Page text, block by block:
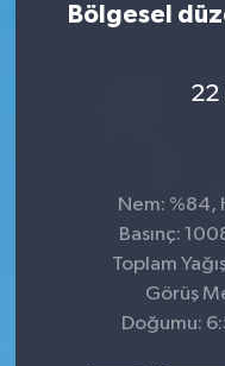
Bölgesel
22
Nem: %84,
Basınç:
Toplam
Görüş
Doğumu:
Yaşam